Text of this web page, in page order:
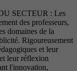
SECTEUR : Les
des professeurs,
domaines de la
Rigoureusement
et leur
leur réflexion
l'innovation,